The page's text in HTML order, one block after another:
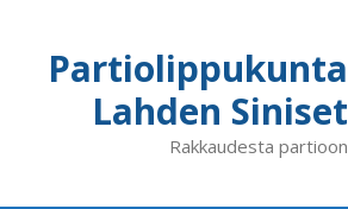
Partiolippukunta
Lahden Siniset
Rakkaudesta partioon